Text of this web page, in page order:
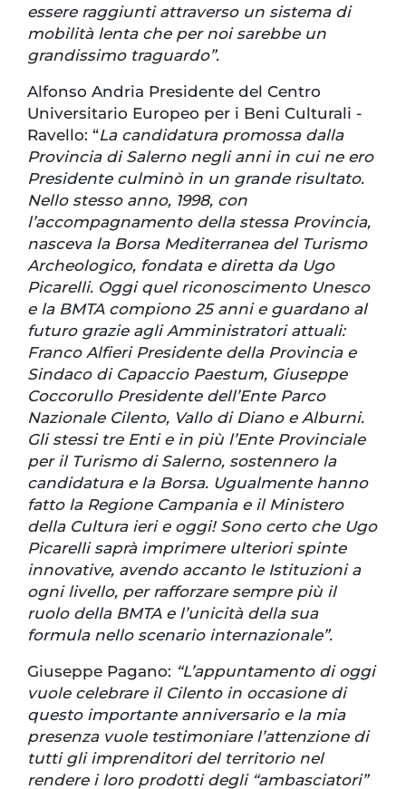
essere raggiunti attraverso un sistema di
mobilità lenta che per noi sarebbe un
grandissimo traguardo”.
Alfonso Andria Presidente del Centro
Universitario Europeo per i Beni Culturali -
Ravello: “La candidatura promossa dalla
Provincia di Salerno negli anni in cui ne ero
Presidente culminò in un grande risultato.
Nello stesso anno, 1998, con
l’accompagnamento della stessa Provincia,
nasceva la Borsa Mediterranea del Turismo
Archeologico, fondata e diretta da Ugo
Picarelli. Oggi quel riconoscimento Unesco
e la BMTA compiono 25 anni e guardano al
futuro grazie agli Amministratori attuali:
Franco Alfieri Presidente della Provincia e
Sindaco di Capaccio Paestum, Giuseppe
Coccorullo Presidente dell’Ente Parco
Nazionale Cilento, Vallo di Diano e Alburni.
Gli stessi tre Enti e in più l’Ente Provinciale
per il Turismo di Salerno, sostennero la
candidatura e la Borsa. Ugualmente hanno
fatto la Regione Campania e il Ministero
della Cultura ieri e oggi! Sono certo che Ugo
Picarelli saprà imprimere ulteriori spinte
innovative, avendo accanto le Istituzioni a
ogni livello, per rafforzare sempre più il
ruolo della BMTA e l’unicità della sua
formula nello scenario internazionale”.
Giuseppe Pagano: “L’appuntamento di oggi
vuole celebrare il Cilento in occasione di
questo importante anniversario e la mia
presenza vuole testimoniare l’attenzione di
tutti gli imprenditori del territorio nel
rendere i loro prodotti degli “ambasciatori”